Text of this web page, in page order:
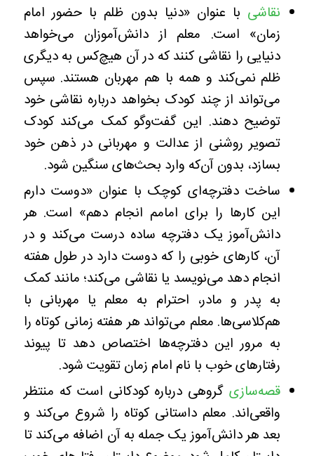
نقاشی با عنوان «دنیا بدون ظلم با حضور امام
زمان» است. معلم از دانش‌آموزان می‌خواهد
دنیایی را نقاشی کنند که در آن هیچ‌کس به دیگری
ظلم نمی‌کند و همه با هم مهربان هستند. سپس
می‌تواند از چند کودک بخواهد درباره نقاشی خود
توضیح دهند. این گفت‌وگو کمک می‌کند کودک
تصویر روشنی از عدالت و مهربانی در ذهن خود
بسازد، بدون آن‌که وارد بحث‌های سنگین شود.
ساخت دفترچه‌ای کوچک با عنوان «دوست دارم
این کارها را برای امامم انجام دهم» است. هر
دانش‌آموز یک دفترچه ساده درست می‌کند و در
آن، کارهای خوبی را که دوست دارد در طول هفته
انجام دهد می‌نویسد یا نقاشی می‌کند؛ مانند کمک
به پدر و مادر، احترام به معلم یا مهربانی با
هم‌کلاسی‌ها. معلم می‌تواند هر هفته زمانی کوتاه را
به مرور این دفترچه‌ها اختصاص دهد تا پیوند
رفتارهای خوب با نام امام زمان تقویت شود.
قصه‌سازیگروهی درباره کودکانی است که منتظر
واقعی‌اند. معلم داستانی کوتاه را شروع می‌کند و
بعد هر دانش‌آموز یک جمله به آن اضافه می‌کند تا